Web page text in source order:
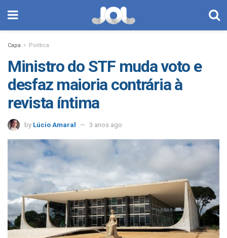
Capa Política
Ministro do STF muda voto e
desfaz maioria contrária à
revista íntima
by Lúcio Amaral 3 anos ago